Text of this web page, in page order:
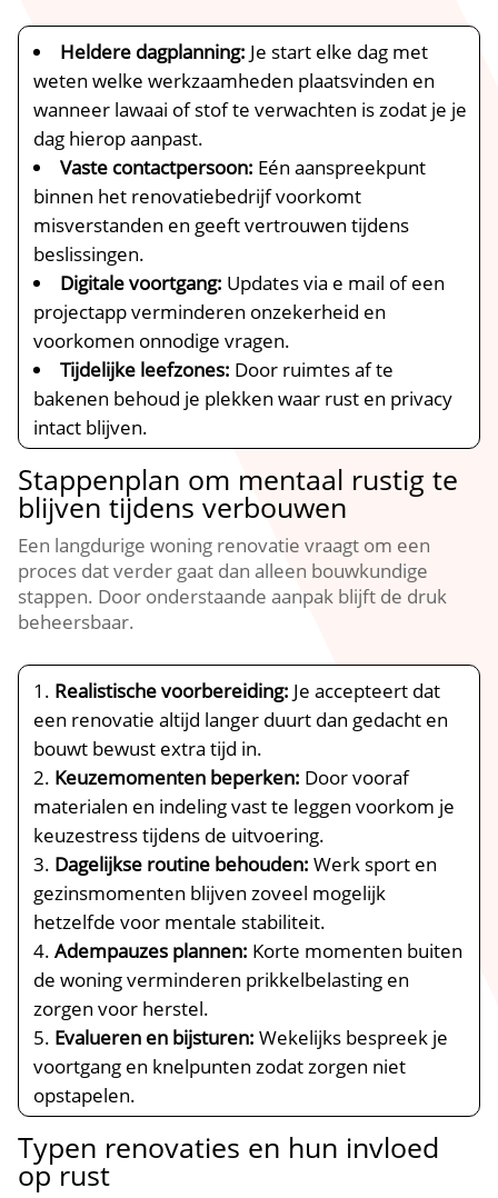
Heldere dagplanning: Je start elke dag met
weten welke werkzaamheden plaatsvinden en
wanneer lawaai of stof te verwachten is zodat je je
dag hierop aanpast.​
Vaste contactpersoon: Eén aanspreekpunt
binnen het renovatiebedrijf voorkomt
misverstanden en geeft vertrouwen tijdens
beslissingen.​
Digitale voortgang: Updates via e mail of een
projectapp verminderen onzekerheid en
voorkomen onnodige vragen.​
Tijdelijke leefzones: Door ruimtes af te
bakenen behoud je plekken waar rust en privacy
intact blijven.​
Stappenplan om mentaal rustig te
blijven tijdens verbouwen
Een langdurige woning renovatie vraagt om een
proces dat verder gaat dan alleen bouwkundige
stappen.​ Door onderstaande aanpak blijft de druk
beheersbaar.​
Realistische voorbereiding: Je accepteert dat
een renovatie altijd langer duurt dan gedacht en
bouwt bewust extra tijd in.​
Keuzemomenten beperken: Door vooraf
materialen en indeling vast te leggen voorkom je
keuzestress tijdens de uitvoering.​
Dagelijkse routine behouden: Werk sport en
gezinsmomenten blijven zoveel mogelijk
hetzelfde voor mentale stabiliteit.​
Adempauzes plannen: Korte momenten buiten
de woning verminderen prikkelbelasting en
zorgen voor herstel.​
Evalueren en bijsturen: Wekelijks bespreek je
voortgang en knelpunten zodat zorgen niet
opstapelen.​
Typen renovaties en hun invloed
op rust